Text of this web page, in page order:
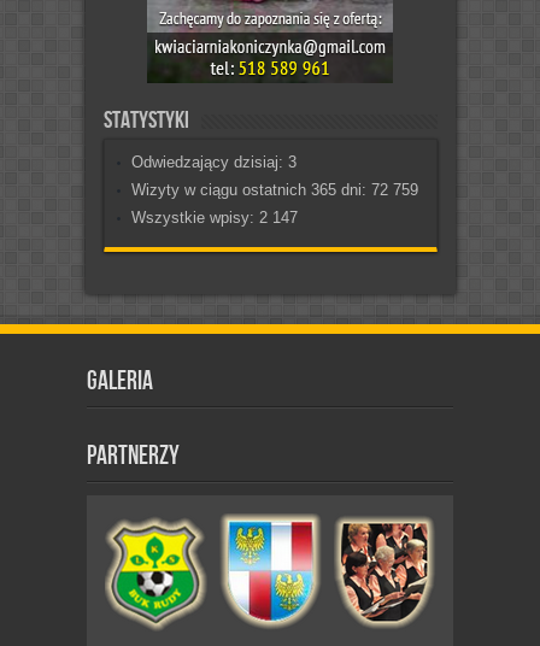
Statystyki
Odwiedzający dzisiaj: 3
Wizyty w ciągu ostatnich 365 dni: 72 759
Wszystkie wpisy: 2 147
Galeria
Partnerzy